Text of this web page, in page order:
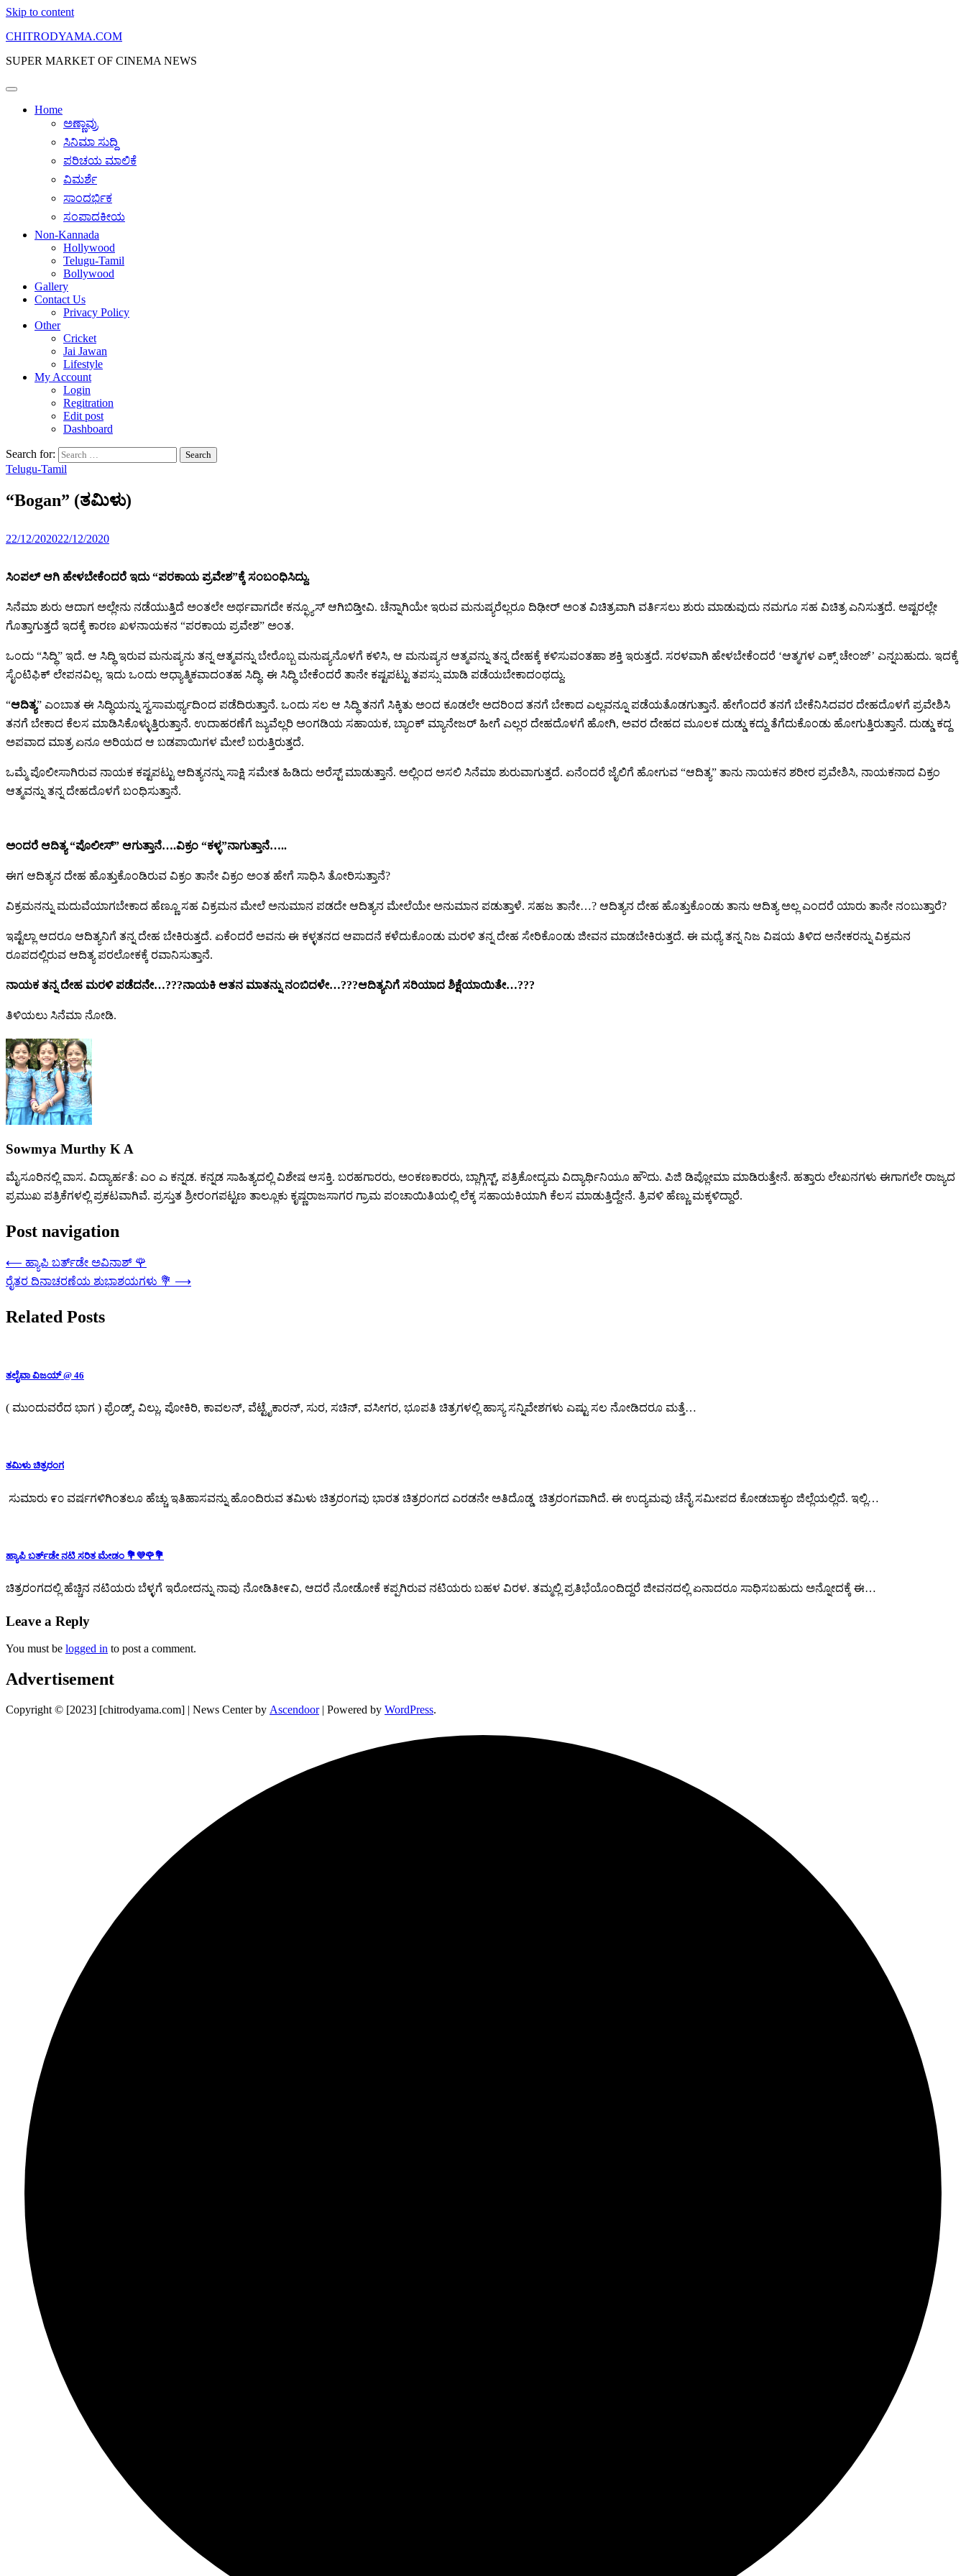
Skip to content
CHITRODYAMA.COM
SUPER MARKET OF CINEMA NEWS
Home
ಅಣ್ಣಾವ್ರು
ಸಿನಿಮಾ ಸುದ್ದಿ
ಪರಿಚಯ ಮಾಲಿಕೆ
ವಿಮರ್ಶೆ
ಸಾಂದರ್ಭಿಕ
ಸಂಪಾದಕೀಯ
Non-Kannada
Hollywood
Telugu-Tamil
Bollywood
Gallery
Contact Us
Privacy Policy
Other
Cricket
Jai Jawan
Lifestyle
My Account
Login
Regitration
Edit post
Dashboard
Search for:
Telugu-Tamil
“Bogan” (ತಮಿಳು)
22/12/202022/12/2020
ಸಿಂಪಲ್ ಆಗಿ ಹೇಳಬೇಕೆಂದರೆ ಇದು “ಪರಕಾಯ ಪ್ರವೇಶ”ಕ್ಕೆ ಸಂಬಂಧಿಸಿದ್ದು.
ಸಿನೆಮಾ ಶುರು ಆದಾಗ ಅಲ್ಲೇನು ನಡೆಯುತ್ತಿದೆ ಅಂತಲೇ ಅರ್ಥವಾಗದೇ ಕನ್ಫ್ಯೂಸ್ ಆಗಿಬಿಡ್ತೀವಿ. ಚೆನ್ನಾಗಿಯೇ ಇರುವ ಮನುಷ್ಯರೆಲ್ಲರೂ ದಿಢೀರ್ ಅಂತ ವಿಚಿತ್ರವಾಗಿ ವರ್ತಿಸಲು ಶುರು ಮಾಡುವುದು ನಮಗೂ ಸಹ ವಿಚಿತ್ರ ಎನಿಸುತ್ತದೆ. ಅಷ್ಟರಲ್ಲೇ
ಗೊತ್ತಾಗುತ್ತದೆ ಇದಕ್ಕೆ ಕಾರಣ ಖಳನಾಯಕನ “ಪರಕಾಯ ಪ್ರವೇಶ” ಅಂತ.
ಒಂದು “ಸಿದ್ಧಿ” ಇದೆ. ಆ ಸಿದ್ಧಿ ಇರುವ ಮನುಷ್ಯನು ತನ್ನ ಆತ್ಮವನ್ನು ಬೇರೊಬ್ಬ ಮನುಷ್ಯನೊಳಗೆ ಕಳಿಸಿ, ಆ ಮನುಷ್ಯನ ಆತ್ಮವನ್ನು ತನ್ನ ದೇಹಕ್ಕೆ ಕಳಿಸುವಂತಹಾ ಶಕ್ತಿ ಇರುತ್ತದೆ. ಸರಳವಾಗಿ ಹೇಳಬೇಕೆಂದರೆ ‘ಆತ್ಮಗಳ ಎಕ್ಸ್ ಚೇಂಜ್’ ಎನ್ನಬಹುದು. ಇದಕ್ಕೆ
ಸೈಂಟಿಫಿಕ್ ಲೇಪನವಿಲ್ಲ. ಇದು ಒಂದು ಆಧ್ಯಾತ್ಮಿಕವಾದಂತಹ ಸಿದ್ಧಿ.‌ ಈ ಸಿದ್ಧಿ ಬೇಕೆಂದರೆ ತಾನೇ ಕಷ್ಟಪಟ್ಟು ತಪಸ್ಸು ಮಾಡಿ ಪಡೆಯಬೇಕಾದಂಥದ್ದು.
“ಆದಿತ್ಯ” ಎಂಬಾತ ಈ ಸಿದ್ಧಿಯನ್ನು ಸ್ವಸಾಮರ್ಥ್ಯದಿಂದ ಪಡೆದಿರುತ್ತಾನೆ. ಒಂದು ಸಲ ಆ ಸಿದ್ಧಿ ತನಗೆ ಸಿಕ್ಕಿತು ಅಂದ ಕೂಡಲೇ ಅದರಿಂದ ತನಗೆ ಬೇಕಾದ ಎಲ್ಲವನ್ನೂ ಪಡೆಯತೊಡಗುತ್ತಾನೆ. ಹೇಗೆಂದರೆ ತನಗೆ ಬೇಕೆನಿಸಿದವರ ದೇಹದೊಳಗೆ ಪ್ರವೇಶಿಸಿ
ತನಗೆ ಬೇಕಾದ ಕೆಲಸ ಮಾಡಿಸಿಕೊಳ್ಳುತ್ತಿರುತ್ತಾನೆ. ಉದಾಹರಣೆಗೆ ಜ್ಯುವೆಲ್ಲರಿ ಅಂಗಡಿಯ ಸಹಾಯಕ, ಬ್ಯಾಂಕ್ ಮ್ಯಾನೇಜರ್ ಹೀಗೆ ಎಲ್ಲರ ದೇಹದೊಳಗೆ ಹೋಗಿ, ಅವರ ದೇಹದ ಮೂಲಕ ದುಡ್ಡು ಕದ್ದು ತೆಗೆದುಕೊಂಡು ಹೋಗುತ್ತಿರುತ್ತಾನೆ. ದುಡ್ಡು ಕದ್ದ
ಅಪವಾದ ಮಾತ್ರ ಏನೂ ಅರಿಯದ ಆ ಬಡಪಾಯಿಗಳ ಮೇಲೆ ಬರುತ್ತಿರುತ್ತದೆ.
ಒಮ್ಮೆ ಪೊಲೀಸಾಗಿರುವ ನಾಯಕ ಕಷ್ಟಪಟ್ಟು ಆದಿತ್ಯನನ್ನು ಸಾಕ್ಷಿ ಸಮೇತ ಹಿಡಿದು ಅರೆಸ್ಟ್ ಮಾಡುತ್ತಾನೆ. ಅಲ್ಲಿಂದ ಅಸಲಿ‌ ಸಿನೆಮಾ ಶುರುವಾಗುತ್ತದೆ. ಏನೆಂದರೆ ಜೈಲಿಗೆ ಹೋಗುವ “ಆದಿತ್ಯ” ತಾನು ನಾಯಕನ ಶರೀರ ಪ್ರವೇಶಿಸಿ, ನಾಯಕನಾದ ವಿಕ್ರಂ
ಆತ್ಮವನ್ನು ತನ್ನ ದೇಹದೊಳಗೆ ಬಂಧಿಸುತ್ತಾನೆ.
ಅಂದರೆ ಆದಿತ್ಯ “ಪೊಲೀಸ್” ಆಗುತ್ತಾನೆ….ವಿಕ್ರಂ “ಕಳ್ಳ”ನಾಗುತ್ತಾನೆ…..
ಈಗ ಆದಿತ್ಯನ ದೇಹ ಹೊತ್ತುಕೊಂಡಿರುವ ವಿಕ್ರಂ ತಾನೇ ವಿಕ್ರಂ ಅಂತ ಹೇಗೆ ಸಾಧಿಸಿ ತೋರಿಸುತ್ತಾನೆ?
ವಿಕ್ರಮನನ್ನು ಮದುವೆಯಾಗಬೇಕಾದ ಹೆಣ್ಣೂ ಸಹ ವಿಕ್ರಮನ ಮೇಲೆ ಅನುಮಾನ ಪಡದೇ ಆದಿತ್ಯನ ಮೇಲೆಯೇ ಅನುಮಾನ ಪಡುತ್ತಾಳೆ. ಸಹಜ ತಾನೇ…? ಆದಿತ್ಯನ ದೇಹ ಹೊತ್ತುಕೊಂಡು ತಾನು ಆದಿತ್ಯ ಅಲ್ಲ ಎಂದರೆ ಯಾರು ತಾನೇ ನಂಬುತ್ತಾರೆ?
ಇಷ್ಟೆಲ್ಲಾ ಆದರೂ ಆದಿತ್ಯನಿಗೆ ತನ್ನ ದೇಹ ಬೇಕಿರುತ್ತದೆ. ಏಕೆಂದರೆ ಅವನು ಈ ಕಳ್ಳತನದ ಆಪಾದನೆ ಕಳೆದುಕೊಂಡು ಮರಳಿ ತನ್ನ ದೇಹ ಸೇರಿಕೊಂಡು ಜೀವನ ಮಾಡಬೇಕಿರುತ್ತದೆ. ಈ ಮಧ್ಯೆ ತನ್ನ ನಿಜ ವಿಷಯ ತಿಳಿದ ಅನೇಕರನ್ನು ವಿಕ್ರಮನ
ರೂಪದಲ್ಲಿರುವ ಆದಿತ್ಯ ಪರಲೋಕಕ್ಕೆ ರವಾನಿಸುತ್ತಾನೆ.
ನಾಯಕ ತನ್ನ ದೇಹ ಮರಳಿ ಪಡೆದನೇ…???ನಾಯಕಿ ಆತನ ಮಾತನ್ನು ನಂಬಿದಳೇ…???ಆದಿತ್ಯನಿಗೆ ಸರಿಯಾದ ಶಿಕ್ಷೆಯಾಯಿತೇ…???
ತಿಳಿಯಲು ಸಿನೆಮಾ ನೋಡಿ.
Sowmya Murthy K A
ಮೈಸೂರಿನಲ್ಲಿ ವಾಸ. ವಿದ್ಯಾರ್ಹತೆ: ಎಂ ಎ ಕನ್ನಡ. ಕನ್ನಡ ಸಾಹಿತ್ಯದಲ್ಲಿ ವಿಶೇಷ ಆಸಕ್ತಿ. ಬರಹಗಾರರು, ಅಂಕಣಕಾರರು, ಬ್ಲಾಗ್ಗಿಸ್ಟ್, ಪತ್ರಿಕೋದ್ಯಮ ವಿದ್ಯಾರ್ಥಿನಿಯೂ ಹೌದು. ಪಿಜಿ ಡಿಪ್ಲೋಮಾ ಮಾಡಿರುತ್ತೇನೆ. ಹತ್ತಾರು ಲೇಖನಗಳು ಈಗಾಗಲೇ ರಾಜ್ಯದ
ಪ್ರಮುಖ ಪತ್ರಿಕೆಗಳಲ್ಲಿ ಪ್ರಕಟವಾಗಿವೆ. ಪ್ರಸ್ತುತ ಶ್ರೀರಂಗಪಟ್ಟಣ ತಾಲ್ಲೂಕು ಕೃಷ್ಣರಾಜಸಾಗರ ಗ್ರಾಮ ಪಂಚಾಯಿತಿಯಲ್ಲಿ ಲೆಕ್ಕ ಸಹಾಯಕಿಯಾಗಿ ಕೆಲಸ ಮಾಡುತ್ತಿದ್ದೇನೆ. ತ್ರಿವಳಿ ಹೆಣ್ಣು ಮಕ್ಕಳಿದ್ದಾರೆ.
Post navigation
⟵ ಹ್ಯಾಪಿ ಬರ್ತ್‌ಡೇ ಅವಿನಾಶ್ 🌹
ರೈತರ ದಿನಾಚರಣೆಯ ಶುಭಾಶಯಗಳು 💐 ⟶
Related Posts
ತಲೈವಾ ವಿಜಯ್ @ 46
( ಮುಂದುವರೆದ ಭಾಗ ) ಫ್ರೆಂಡ್ಸ್, ವಿಲ್ಲು, ಪೋಕಿರಿ, ಕಾವಲನ್, ವೆಟ್ಟೈಕಾರನ್, ಸುರ, ಸಚಿನ್, ವಸೀಗರ, ಭೂಪತಿ ಚಿತ್ರಗಳಲ್ಲಿ ಹಾಸ್ಯ ಸನ್ನಿವೇಶಗಳು ಎಷ್ಟು ಸಲ ನೋಡಿದರೂ ಮತ್ತೆ…
ತಮಿಳು ಚಿತ್ರರಂಗ
ಸುಮಾರು ೯೦ ವರ್ಷಗಳಿಗಿಂತಲೂ ಹೆಚ್ಚು ಇತಿಹಾಸವನ್ನು ಹೊಂದಿರುವ ತಮಿಳು ಚಿತ್ರರಂಗವು ಭಾರತ ಚಿತ್ರರಂಗದ ಎರಡನೇ ಅತಿದೊಡ್ಡ ಚಿತ್ರರಂಗವಾಗಿದೆ. ಈ ಉದ್ಯಮವು ಚೆನೈ ಸಮೀಪದ ಕೋಡಬಾಕ್ಯಂ ಜಿಲ್ಲೆಯಲ್ಲಿದೆ. ಇಲ್ಲಿ…
ಹ್ಯಾಪಿ ಬರ್ತ್‌ಡೇ ನಟಿ ಸರಿತ ಮೇಡಂ 💐💜🌹💐
ಚಿತ್ರರಂಗದಲ್ಲಿ ಹೆಚ್ಚಿನ ನಟಿಯರು ಬೆಳ್ಳಗೆ ಇರೋದನ್ನು ನಾವು ನೋಡಿತೀ೯ವಿ, ಆದರೆ ನೋಡೋಕೆ ಕಪ್ಪಗಿರುವ ನಟಿಯರು ಬಹಳ ವಿರಳ. ತಮ್ಮಲ್ಲಿ ಪ್ರತಿಭೆಯೊಂದಿದ್ದರೆ ಜೀವನದಲ್ಲಿ ಏನಾದರೂ ಸಾಧಿಸಬಹುದು ಅನ್ನೋದಕ್ಕೆ ಈ…
Leave a Reply
You must be logged in to post a comment.
Advertisement
Copyright © [2023] [chitrodyama.com] | News Center by Ascendoor| Powered by WordPress.